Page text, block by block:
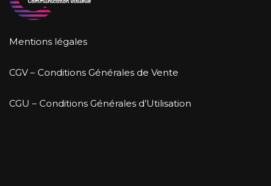
Mentions légales
CGV – Conditions Générales de Vente
CGU – Conditions Générales d’Utilisation